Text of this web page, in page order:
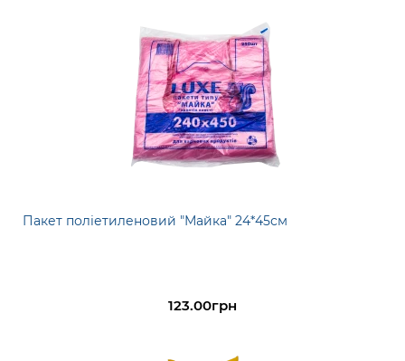
Пакет поліетиленовий "Майка" 24*45см
123.00грн